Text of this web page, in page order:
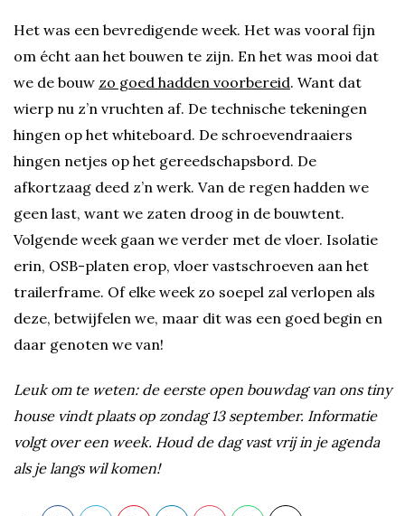
Het was een bevredigende week. Het was vooral fijn
om écht aan het bouwen te zijn. En het was mooi dat
we de bouw zo goed hadden voorbereid. Want dat
wierp nu z’n vruchten af. De technische tekeningen
hingen op het whiteboard. De schroevendraaiers
hingen netjes op het gereedschapsbord. De
afkortzaag deed z’n werk. Van de regen hadden we
geen last, want we zaten droog in de bouwtent.
Volgende week gaan we verder met de vloer. Isolatie
erin, OSB-platen erop, vloer vastschroeven aan het
trailerframe. Of elke week zo soepel zal verlopen als
deze, betwijfelen we, maar dit was een goed begin en
daar genoten we van!
Leuk om te weten: de eerste open bouwdag van ons tiny
house vindt plaats op zondag 13 september. Informatie
volgt over een week. Houd de dag vast vrij in je agenda
als je langs wil komen!